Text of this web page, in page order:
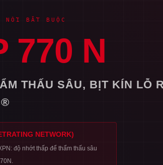
NỐI BẮT BUỘC
770 N
THẤU SÂU, BỊT KÍN LỖ
NETWORK)
độ nhớt thấp để thẩm thấu sâu